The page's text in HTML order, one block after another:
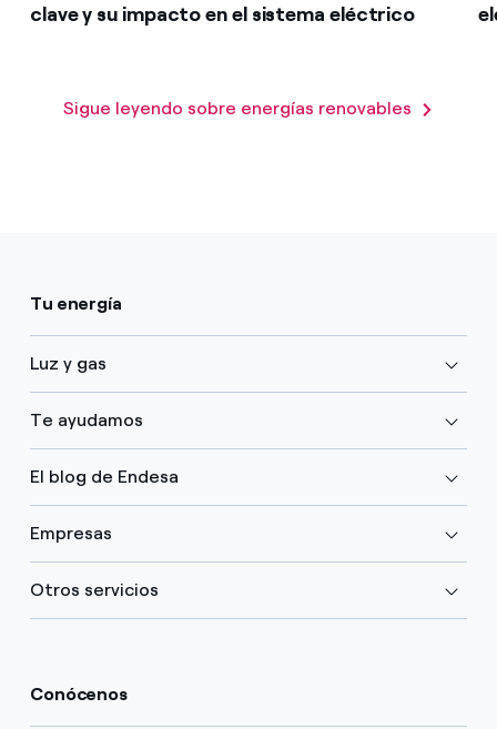
clave y su impacto en el sistema eléctrico
Sigue leyendo sobre energías renovables
Tu energía
Luz y gas
Te ayudamos
El blog de Endesa
Empresas
Otros servicios
Conócenos